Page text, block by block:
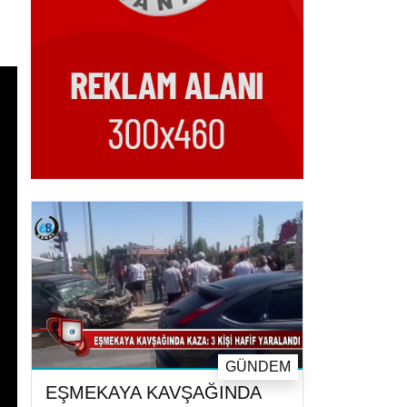
EŞMEKAYA KAVŞAĞINDA
GÜNDEM